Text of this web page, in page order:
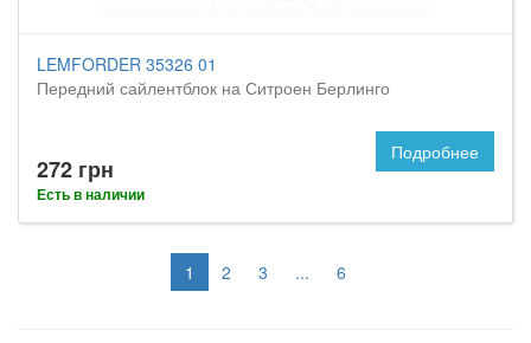
LEMFORDER 35326 01
Передний сайлентблок на Ситроен Берлинго
272 грн
Есть в наличии
Подробнее
1 2 3 ... 6